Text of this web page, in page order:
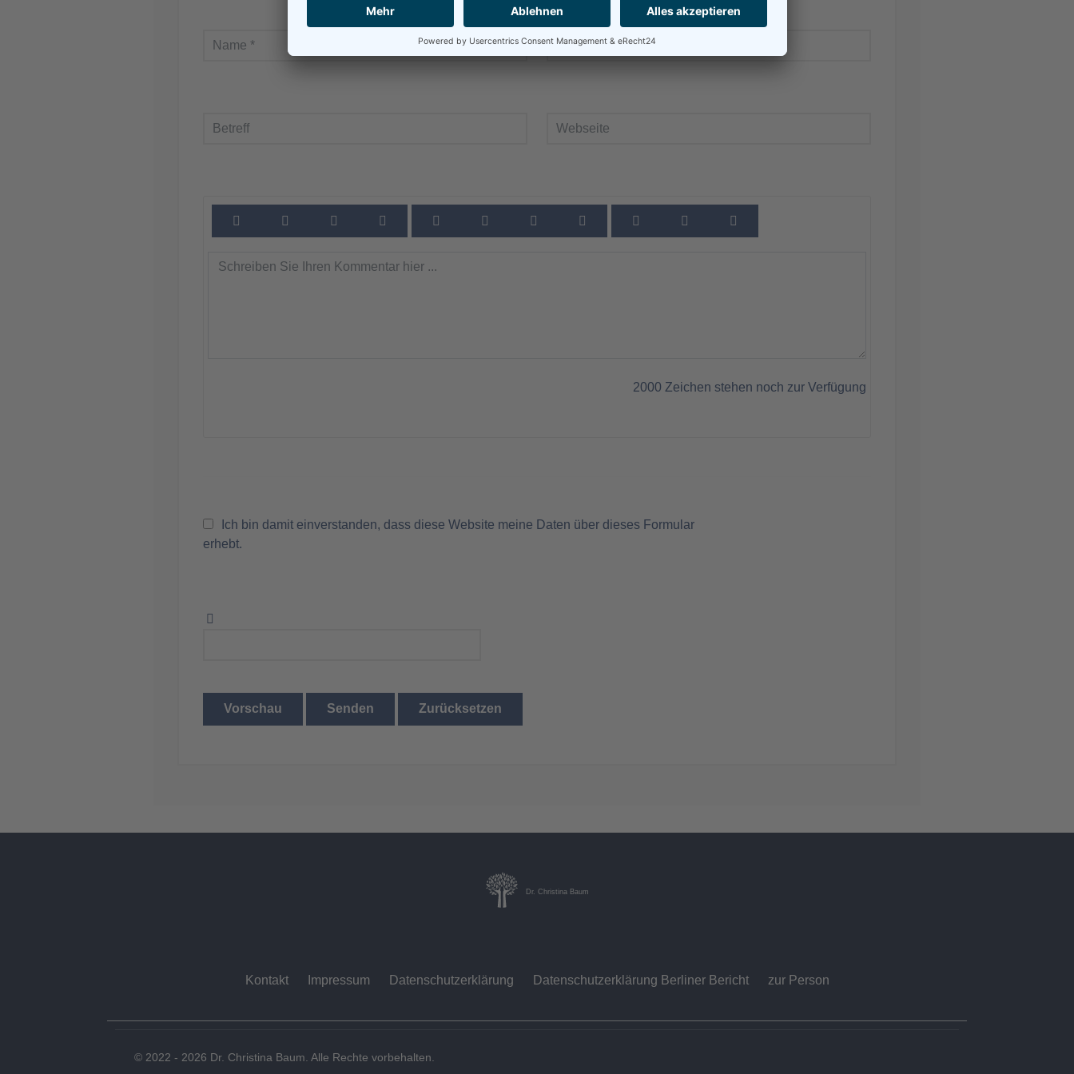
2000 Zeichen stehen noch zur Verfügung
Ich bin damit einverstanden, dass diese Website meine Daten über dieses Formular
erhebt.
Vorschau Senden Zurücksetzen
Dr. Christina Baum
Kontakt Impressum Datenschutzerklärung Datenschutzerklärung Berliner Bericht zur Person
© 2022 - 2026 Dr. Christina Baum. Alle Rechte vorbehalten.